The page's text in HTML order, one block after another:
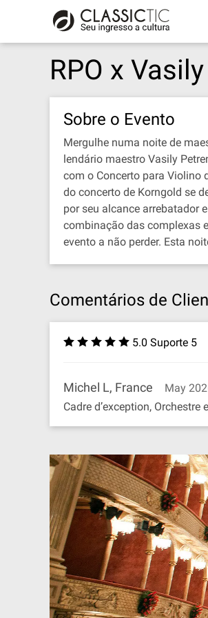
RPO x
Sobre o Evento
Mergulhe numa noite de
lendário maestro Vasily
com o Concerto para Violino
do concerto de Korngold se
por seu alcance arrebatador
combinação das complexas
evento a não perder. Esta
Comentários de
5.0 Suporte 5
Michel L, France
May
Cadre d’exception, Orchestre